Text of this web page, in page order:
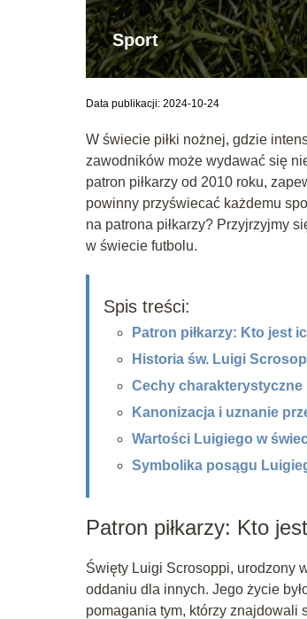
Sport
Data publikacji: 2024-10-24
W świecie piłki nożnej, gdzie
zawodników może wydawać się
patron piłkarzy od 2010 roku,
powinny przyświecać każdemu
na patrona piłkarzy? Przyjrzyjmy
w świecie futbolu.
Spis treści:
Patron piłkarzy: Kto jest
Historia św. Luigi
Cechy
Kanonizacja i uznanie
Wartości Luigiego w
Symbolika posągu
Patron piłkarzy: Kto
Święty Luigi Scrosoppi, urodzony
oddaniu dla innych. Jego życie
pomagania tym, którzy znajdowali